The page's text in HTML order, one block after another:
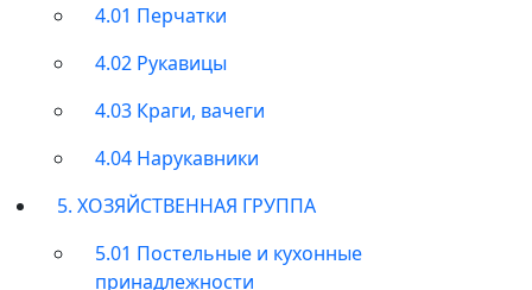
4.01 Перчатки
4.02 Рукавицы
4.03 Краги, вачеги
4.04 Нарукавники
5. ХОЗЯЙСТВЕННАЯ ГРУППА
5.01 Постельные и кухонные
принадлежности